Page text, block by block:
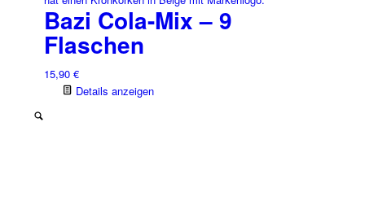
Bazi Cola-Mix – 9
Flaschen
15,90 €
Details anzeigen